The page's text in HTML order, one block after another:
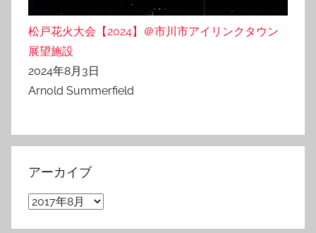
松戸花火大会【2024】＠市川市アイリンクタウン
展望施設
2024年8月3日
Arnold Summerfield
アーカイブ
ア